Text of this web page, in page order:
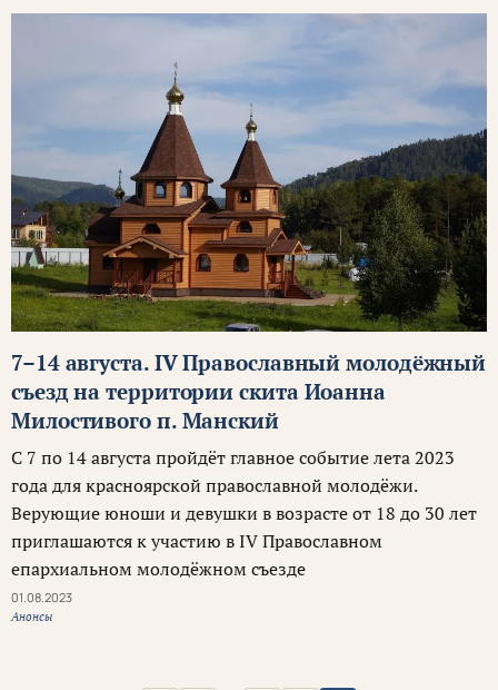
7–14 августа. IV Православный молодёжный
съезд на территории скита Иоанна
Милостивого п. Манский
С 7 по 14 августа пройдёт главное событие лета 2023
года для красноярской православной молодёжи.
Верующие юноши и девушки в возрасте от 18 до 30 лет
приглашаются к участию в IV Православном
епархиальном молодёжном съезде
01.08.2023
Анонсы